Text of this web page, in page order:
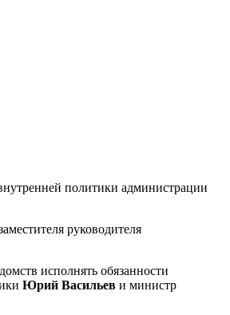
политики администрации
руководителя
исполнять обязанности
Юрий Васильев и министр